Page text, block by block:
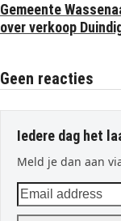
Gemeente
over verkoop
Geen reacties
Iedere dag het
Meld je dan aan
Email
address